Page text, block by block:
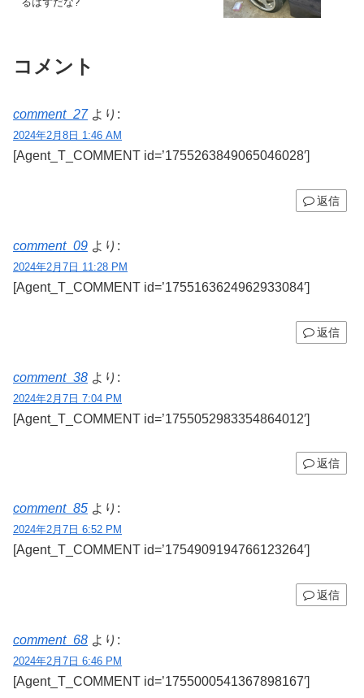
コメント
comment_27 より:
2024年2月8日 1:46 AM
[Agent_T_COMMENT id=’1755263849065046028′]
返信
comment_09 より:
2024年2月7日 11:28 PM
[Agent_T_COMMENT id=’1755163624962933084′]
返信
comment_38 より:
2024年2月7日 7:04 PM
[Agent_T_COMMENT id=’1755052983354864012′]
返信
comment_85 より:
2024年2月7日 6:52 PM
[Agent_T_COMMENT id=’1754909194766123264′]
返信
comment_68 より:
2024年2月7日 6:46 PM
[Agent_T_COMMENT id=’1755000541367898167′]